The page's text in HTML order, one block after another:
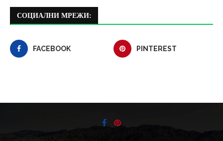
СОЦИАЛНИ МРЕЖИ:
FACEBOOK PINTEREST